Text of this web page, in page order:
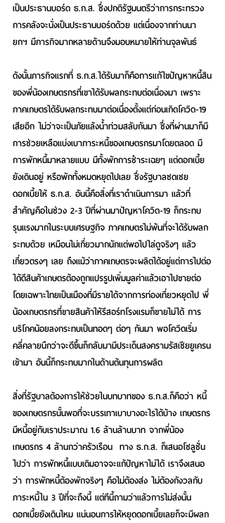
เป็นประธานบอร์ด ธ.ก.ส. ซึ่งปกติรัฐมนตรีว่าการกระทรวง
การคลังจะนั่งเป็นประธานบอร์ดด้วย แต่เนื่องจากท่านนา
ยกฯ มีภารกิจมากหลายด้านจึงมอบหมายให้ท่านจุลพันธ์
ดังนั้นภารกิจแรกที่ ธ.ก.ส.ได้รับมาก็คือการแก้ไขปัญหาหนี้สิน
ของพี่น้องเกษตรกรที่เขาได้รับผลกระทบต่อเนื่องมา เพราะ
ภาคเกษตรได้รับผลกระทบมาต่อเนื่องตั้งแต่ก่อนเกิดโควิด-19
เสียอีก ไม่ว่าจะเป็นภัยแล้งน้ำท่วมสลับกันมา ซึ่งที่ผ่านมาก็มี
การช่วยเหลือแบ่งเบาภาระหนี้ของเกษตรกรมาโดยตลอด มี
การพักหนี้มาหลายแบบ มีทั้งพักการชำระเฉยๆ แต่ดอกเบี้ย
ยังเดินอยู่ หรือพักทั้งหมดหยุดไปเลย ซึ่งรัฐบาลชดเชย
ดอกเบี้ยให้ ธ.ก.ส. อันนี้คือสิ่งที่เราดำเนินการมา แล้วที่
สำคัญคือในช่วง 2-3 ปีที่ผ่านมาปัญหาโควิด-19 ก็กระทบ
รุนแรงมากในระบบเศรษฐกิจ ภาคเกษตรไม่พ้นที่จะได้รับผลก
ระทบด้วย เหมือนไม่เกี่ยวมากนักแต่พอไปไล่ดูจริงๆ แล้ว
เกี่ยวตรงๆ เลย ถึงแม้ว่าภาคเกษตรจะผลิตได้อยู่แต่การไปต่อ
ได้ดีสินค้าเกษตรต้องถูกแปรรูปเพิ่มมูลค่าแล้วเอาไปขายต่อ
โดยเฉพาะไทยเป็นเมืองที่มีรายได้จากการท่องเที่ยวหยุดไป พี่
น้องเกษตรกรที่ขายสินค้าให้รีสอร์ทโรงแรมก็ขายไม่ได้ การ
บริโภคน้อยลงกระทบเป็นทอดๆ ต่อๆ กันมา พอโควิดเริ่ม
คลี่คลายนึกว่าจะดีขึ้นก็กลับมามีประเด็นสงครามรัสเซียยูเครน
เข้ามา อันนี้ก็กระทบมากในด้านต้นทุนการผลิต
สิ่งที่รัฐบาลต้องการให้ช่วยในบทบาทของ ธ.ก.ส.ก็คือว่า หนี้
ของเกษตรกรนั้นพอที่จะบรรเทาเบาบางอะไรได้บ้าง เกษตรกร
มีหนี้อยู่กับเราประมาณ 1.6 ล้านล้านบาท จากพี่น้อง
เกษตรกร 4 ล้านกว่าครัวเรือน  ทาง ธ.ก.ส. ก็เสนอโซลูชั่น
ไปว่า การพักหนี้แบบเดิมอาจจะแก้ปัญหาไม่ได้ เราจึงเสนอ
ว่า การพักหนี้ต้องพักจริงๆ คือไม่ต้องส่ง ไม่ต้องกังวลกับ
ภาระหนี้ใน 3 ปีที่จะถึงนี้ แต่ทีนี้ถามว่าแล้วการไม่ส่งนั้น
ดอกเบี้ยยังเดินไหม แน่นอนการให้หยุดดอกเบี้ยเลยก็จะมีผลก